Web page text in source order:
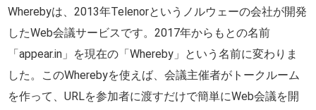
Wherebyは、2013年Telenorというノルウェーの会社が開発
したWeb会議サービスです。2017年からもとの名前
「appear.in」を現在の「Whereby」という名前に変わりま
した。このWherebyを使えば、会議主催者がトークルーム
を作って、URLを参加者に渡すだけで簡単にWeb会議を開